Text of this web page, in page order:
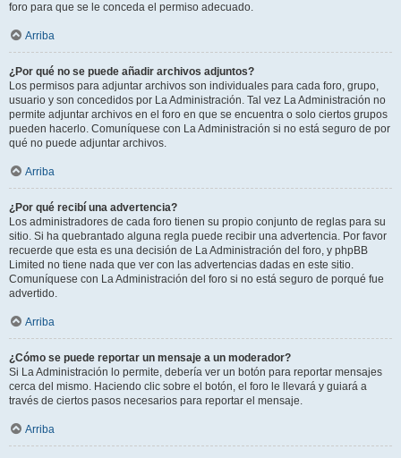
foro para que se le conceda el permiso adecuado.
Arriba
¿Por qué no se puede añadir archivos adjuntos?
Los permisos para adjuntar archivos son individuales para cada foro, grupo,
usuario y son concedidos por La Administración. Tal vez La Administración no
permite adjuntar archivos en el foro en que se encuentra o solo ciertos grupos
pueden hacerlo. Comuníquese con La Administración si no está seguro de por
qué no puede adjuntar archivos.
Arriba
¿Por qué recibí una advertencia?
Los administradores de cada foro tienen su propio conjunto de reglas para su
sitio. Si ha quebrantado alguna regla puede recibir una advertencia. Por favor
recuerde que esta es una decisión de La Administración del foro, y phpBB
Limited no tiene nada que ver con las advertencias dadas en este sitio.
Comuníquese con La Administración del foro si no está seguro de porqué fue
advertido.
Arriba
¿Cómo se puede reportar un mensaje a un moderador?
Si La Administración lo permite, debería ver un botón para reportar mensajes
cerca del mismo. Haciendo clic sobre el botón, el foro le llevará y guiará a
través de ciertos pasos necesarios para reportar el mensaje.
Arriba